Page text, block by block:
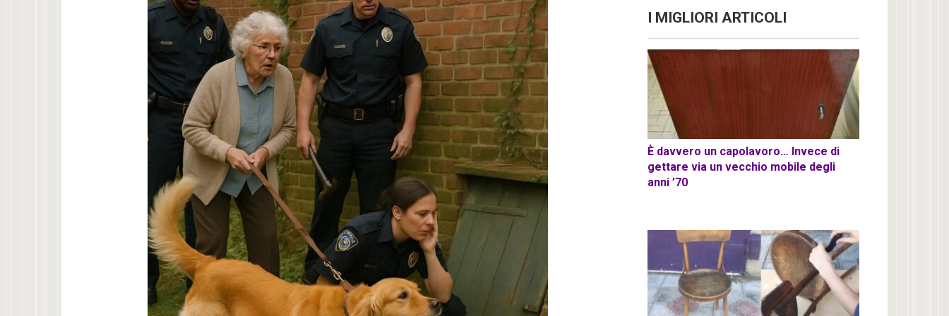
I MIGLIORI ARTICOLI
È davvero un capolavoro… Invece di
gettare via un vecchio mobile degli
anni ’70